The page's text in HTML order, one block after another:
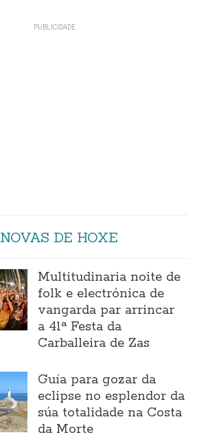
NOVAS DE HOXE
Multitudinaria noite de
folk e electrónica de
vangarda par arrincar
a 41ª Festa da
Carballeira de Zas
Guía para gozar da
eclipse no esplendor da
súa totalidade na Costa
da Morte